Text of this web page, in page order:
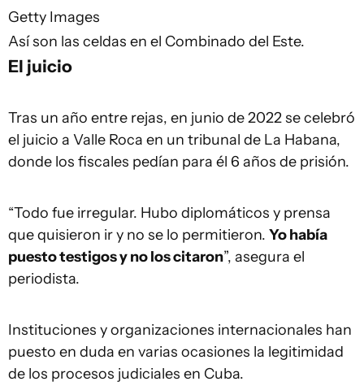
Getty Images
Así son las celdas en el Combinado del Este.
El juicio
Tras un año entre rejas, en junio de 2022 se celebró
el juicio a Valle Roca en un tribunal de La Habana,
donde los fiscales pedían para él 6 años de prisión.
“Todo fue irregular. Hubo diplomáticos y prensa
que quisieron ir y no se lo permitieron. Yo había
puesto testigos y no los citaron”, asegura el
periodista.
Instituciones y organizaciones internacionales han
puesto en duda en varias ocasiones la legitimidad
de los procesos judiciales en Cuba.